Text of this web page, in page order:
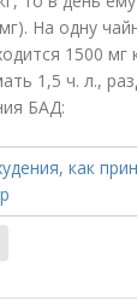
На одну
1500 мг
1,5 ч. л.,
БАД: